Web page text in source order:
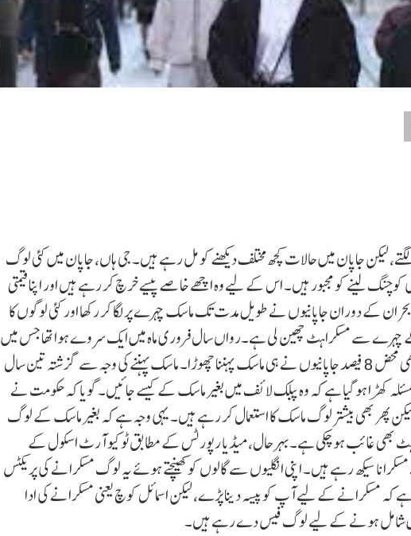
لیکن جاپان میں حالات کچھ مختلف دیکھنے کو مل رہے ہیں۔ جی ہاں، جاپان میں کئی لوگ
لینے کو مجبور ہیں۔ اس کے لیے وہ اچھے خاصے پیسے خرچ کر رہے ہیں اور اپنا قیمتی
کے دوران جاپانیوں نے طویل مدت تک ماسک چہرے پر لگا کر رکھا اور کئی لوگوں کا
چہرے سے مسکراہٹ چھین لی ہے۔رواں سال فروری ماہ میں ایک سروے ہوا تھا جس میں
پتہ چلا کہ ماسک کی پابندی ہٹنے کے بعد بھی محض 8 فیصد جاپانیوں نے ہی ماسک پہننا چھوڑا۔ ماسک پہننے کی وجہ سے گزشتہ تین سال
کھڑا ہو گیا ہے کہ وہ پبلک لائف میں بغیر ماسک کے کیسے جائیں۔ گویا کہ حکومت نے
پھر بھی بیشتر لوگ ماسک کا استعمال کر رہے ہیں۔ یہی وجہ ہے کہ بغیر ماسک کے لوگ
بھی غائب ہو چکی ہے۔بہرحال، میڈیا رپورٹس کے مطابق ٹوکیو آرٹ اسکول کے
سیکھ رہے ہیں۔ اپنی انگلیوں سے گالوں کو کھینچتے ہوئے یہ لوگ مسکرانے کی پریکٹس
ہے کہ مسکرانے کے لیے آپ کو پیسہ دینا پڑے، لیکن اسمائل کوچ یعنی مسکرانے کی ادا
میں شامل ہونے کے لیے لوگ فیس دے رہے ہیں۔